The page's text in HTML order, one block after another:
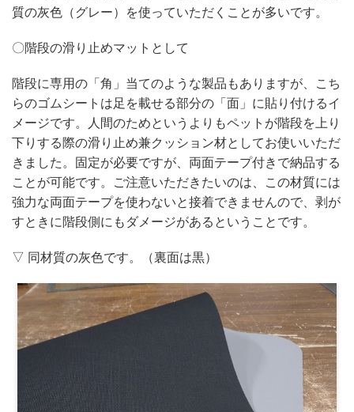
質の灰色（グレー）を使っていただくことが多いです。
〇階段の滑り止めマットとして
階段に専用の「角」当てのような製品もありますが、こち
らのゴムシートは足を載せる部分の「面」に貼り付けるイ
メージです。人間のためというよりもペットが階段を上り
下りする際の滑り止め兼クッション材としてお使いいただ
きました。固定が必要ですが、両面テープ付きで納品する
ことが可能です。ご注意いただきたいのは、この材質には
強力な両面テープを使わないと接着できませんので、剥が
すときに階段側にもダメージがあるということです。
▽ 同材質の灰色です。（裏面は黒）